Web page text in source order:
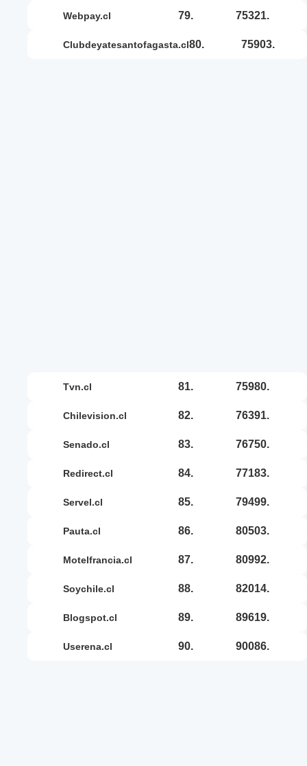
webpay.cl 79. 75321.
clubdeyatesantofagasta.cl80. 75903.
tvn.cl 81. 75980.
chilevision.cl 82. 76391.
senado.cl 83. 76750.
redirect.cl 84. 77183.
servel.cl 85. 79499.
pauta.cl 86. 80503.
motelfrancia.cl 87. 80992.
soychile.cl 88. 82014.
blogspot.cl 89. 89619.
userena.cl 90. 90086.